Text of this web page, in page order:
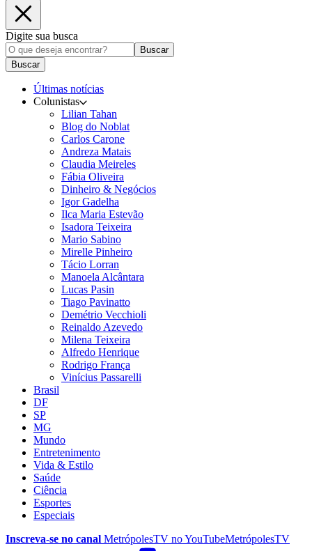
Digite sua busca
Buscar
Buscar
Últimas notícias
Colunistas
Lilian Tahan
Blog do Noblat
Carlos Carone
Andreza Matais
Claudia Meireles
Fábia Oliveira
Dinheiro & Negócios
Igor Gadelha
Ilca Maria Estevão
Isadora Teixeira
Mario Sabino
Mirelle Pinheiro
Tácio Lorran
Manoela Alcântara
Lucas Pasin
Tiago Pavinatto
Demétrio Vecchioli
Reinaldo Azevedo
Milena Teixeira
Alfredo Henrique
Rodrigo França
Vinícius Passarelli
Brasil
DF
SP
MG
Mundo
Entretenimento
Vida & Estilo
Saúde
Ciência
Esportes
Especiais
Inscreva-se no canal MetrópolesTV noYouTubeMetrópolesTV